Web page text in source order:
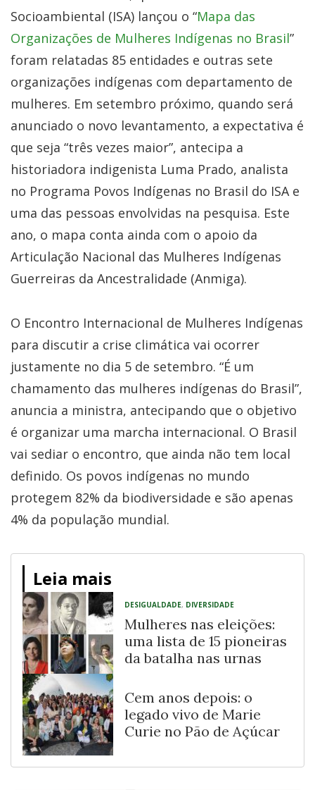
Socioambiental (ISA) lançou o “Mapa das
Organizações de Mulheres Indígenas no Brasil”
foram relatadas 85 entidades e outras sete
organizações indígenas com departamento de
mulheres. Em setembro próximo, quando será
anunciado o novo levantamento, a expectativa é
que seja “três vezes maior”, antecipa a
historiadora indigenista Luma Prado, analista
no Programa Povos Indígenas no Brasil do ISA e
uma das pessoas envolvidas na pesquisa. Este
ano, o mapa conta ainda com o apoio da
Articulação Nacional das Mulheres Indígenas
Guerreiras da Ancestralidade (Anmiga).
O Encontro Internacional de Mulheres Indígenas
para discutir a crise climática vai ocorrer
justamente no dia 5 de setembro. “É um
chamamento das mulheres indígenas do Brasil”,
anuncia a ministra, antecipando que o objetivo
é organizar uma marcha internacional. O Brasil
vai sediar o encontro, que ainda não tem local
definido. Os povos indígenas no mundo
protegem 82% da biodiversidade e são apenas
4% da população mundial.
Leia mais
DESIGUALDADE, DIVERSIDADE
Mulheres nas eleições:
uma lista de 15 pioneiras
da batalha nas urnas
Cem anos depois: o
legado vivo de Marie
Curie no Pão de Açúcar